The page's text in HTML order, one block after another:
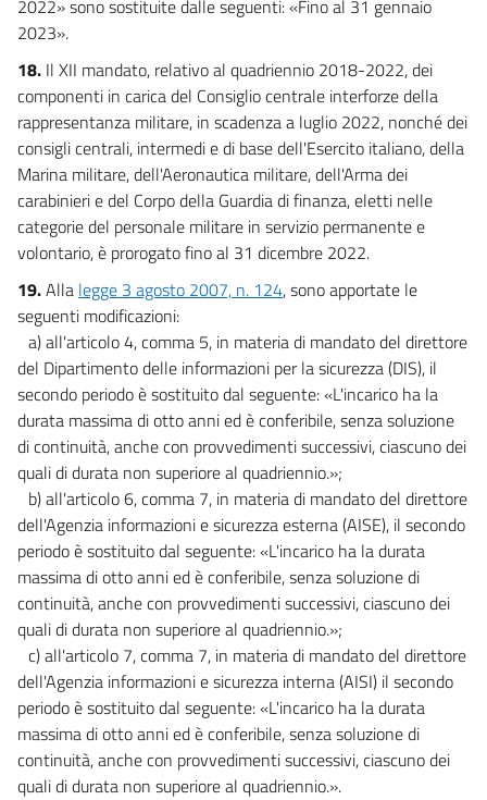
2022» sono sostituite dalle seguenti: «Fino al 31 gennaio
2023».
18. Il XII mandato, relativo al quadriennio 2018-2022, dei
componenti in carica del Consiglio centrale interforze della
rappresentanza militare, in scadenza a luglio 2022, nonché dei
consigli centrali, intermedi e di base dell'Esercito italiano, della
Marina militare, dell'Aeronautica militare, dell'Arma dei
carabinieri e del Corpo della Guardia di finanza, eletti nelle
categorie del personale militare in servizio permanente e
volontario, è prorogato fino al 31 dicembre 2022.
19.Alla legge 3 agosto 2007, n. 124, sono apportate le
seguenti modificazioni:
a) all'articolo 4, comma 5, in materia di mandato del direttore
del Dipartimento delle informazioni per la sicurezza (DIS), il
secondo periodo è sostituito dal seguente: «L'incarico ha la
durata massima di otto anni ed è conferibile, senza soluzione
di continuità, anche con provvedimenti successivi, ciascuno dei
quali di durata non superiore al quadriennio.»;
b) all'articolo 6, comma 7, in materia di mandato del direttore
dell'Agenzia informazioni e sicurezza esterna (AISE), il secondo
periodo è sostituito dal seguente: «L'incarico ha la durata
massima di otto anni ed è conferibile, senza soluzione di
continuità, anche con provvedimenti successivi, ciascuno dei
quali di durata non superiore al quadriennio.»;
c) all'articolo 7, comma 7, in materia di mandato del direttore
dell'Agenzia informazioni e sicurezza interna (AISI) il secondo
periodo è sostituito dal seguente: «L'incarico ha la durata
massima di otto anni ed è conferibile, senza soluzione di
continuità, anche con provvedimenti successivi, ciascuno dei
quali di durata non superiore al quadriennio.».